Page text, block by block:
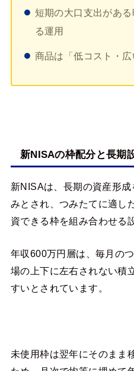
短期の大口支出があ
る運用
商品は「低コスト・
新NISAの枠配分と長期
新NISAは、長期の資産形
みとされ、つみたてに適し
資できる枠を組み合わせる
年収600万円層は、毎月の
場の上下に左右されない積
すいとされています。
未使用枠は翌年にそのまま